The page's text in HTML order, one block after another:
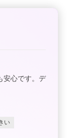
安心です。デ
い